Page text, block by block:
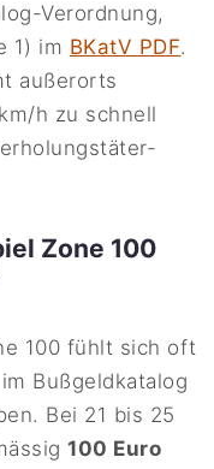
Verordnung,
1) im BKatV PDF.
außerorts
h zu schnell
Zone 100
100 fühlt sich oft
Bußgeldkatalog
Bei 21 bis 25
100 Euro